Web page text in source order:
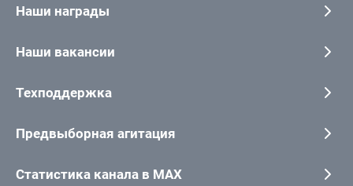
Наши награды
Наши вакансии
Техподдержка
Предвыборная агитация
Статистика канала в MAX